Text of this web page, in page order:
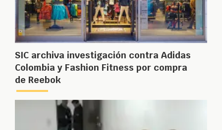
SIC archiva investigación contra Adidas
Colombia y Fashion Fitness por compra
de Reebok